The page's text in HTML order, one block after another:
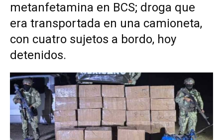
metanfetamina en BCS; droga que
era transportada en una camioneta,
con cuatro sujetos a bordo, hoy
detenidos.